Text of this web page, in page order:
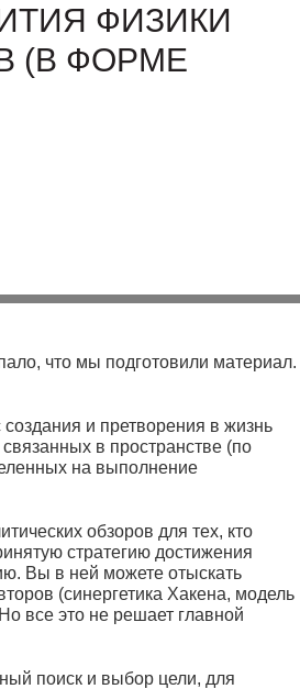
ФИЗИКИ
(В ФОРМЕ
что мы подготовили материал.
и претворения в жизнь
в пространстве (по
на выполнение
обзоров для тех, кто
стратегию достижения
Вы в ней можете отыскать
(синергетика Хакена, модель
все это не решает главной
поиск и выбор цели, для